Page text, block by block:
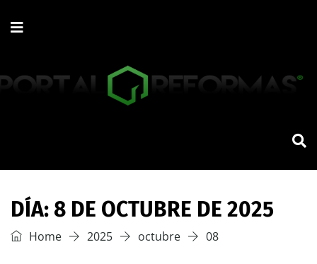
DÍA: 8 DE OCTUBRE DE 2025
Home 2025 octubre 08